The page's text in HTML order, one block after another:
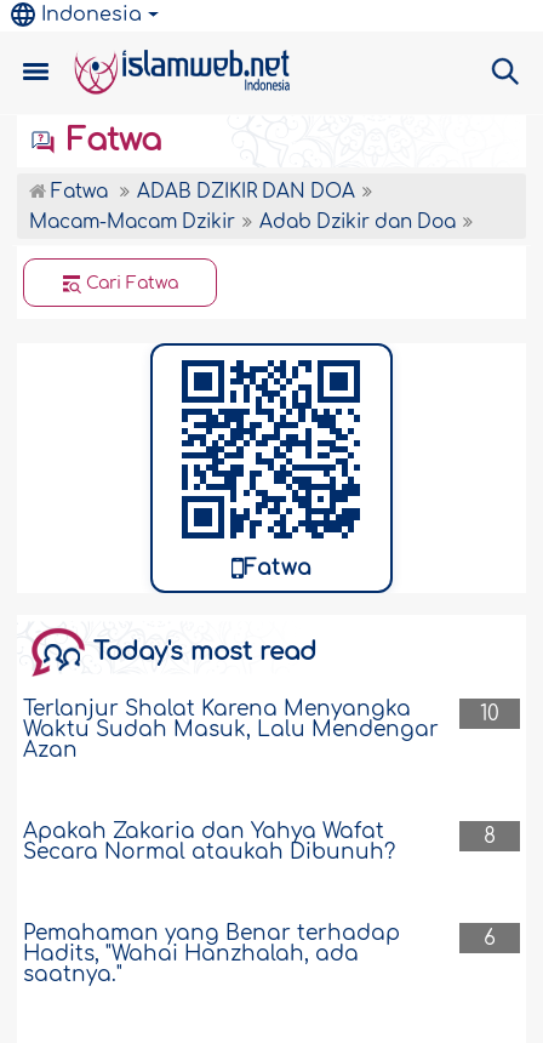
Indonesia
Fatwa
Fatwa
ADAB DZIKIR DAN DOA
Macam-Macam Dzikir
Adab Dzikir dan Doa
Cari Fatwa
Fatwa
Today's most read
10
Terlanjur Shalat Karena Menyangka
Waktu Sudah Masuk, Lalu Mendengar
Azan
8
Apakah Zakaria dan Yahya Wafat
Secara Normal ataukah Dibunuh?
6
Pemahaman yang Benar terhadap
Hadits, "Wahai Hanzhalah, ada
saatnya."